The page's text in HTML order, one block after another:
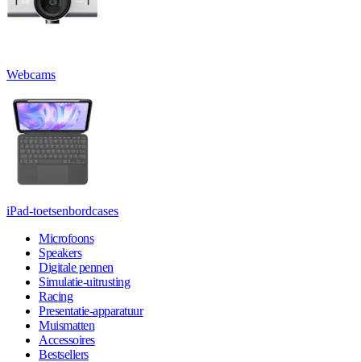
Webcams
iPad-toetsenbordcases
Microfoons
Speakers
Digitale pennen
Simulatie-uitrusting
Racing
Presentatie-apparatuur
Muismatten
Accessoires
Bestsellers